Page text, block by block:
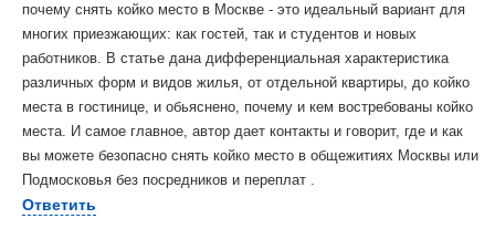
почему снять койко место в Москве - это идеальный вариант для
многих приезжающих: как гостей, так и студентов и новых
работников. В статье дана дифференциальная характеристика
различных форм и видов жилья, от отдельной квартиры, до койко
места в гостинице, и обьяснено, почему и кем востребованы койко
места. И самое главное, автор дает контакты и говорит, где и как
вы можете безопасно снять койко место в общежитиях Москвы или
Подмосковья без посредников и переплат .
Ответить